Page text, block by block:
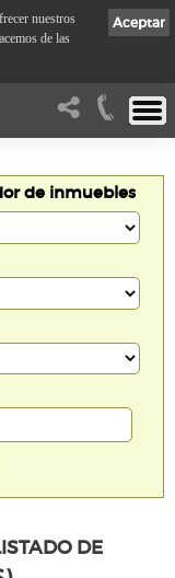
de inmuebles
DE
Aceptar
nuestros
de las